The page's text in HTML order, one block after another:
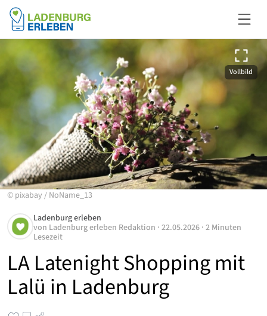
Vollbild
© pixabay / NoName_13
LA Latenight Shopping mit
Lalü in Ladenburg
Ladenburg erleben
von Ladenburg erleben Redaktion · 22.05.2026 · 2 Minuten
Lesezeit